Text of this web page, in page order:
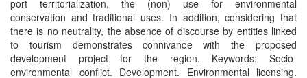
port territorialization, the (non) use for environmental
conservation and traditional uses. In addition, considering that
there is no neutrality, the absence of discourse by entities linked
to tourism demonstrates connivance with the proposed
development project for the region. Keywords: Socio-
environmental conflict. Development. Environmental licensing.